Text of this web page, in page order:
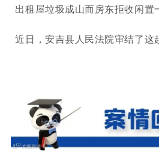
出租屋垃圾成山而房东拒收闲置
近日，安吉县人民法院审结了这